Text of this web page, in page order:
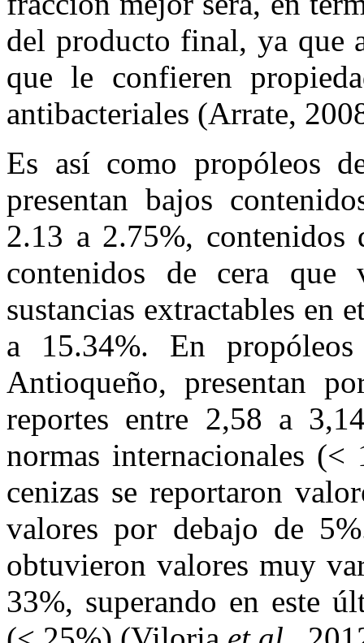
del producto final, ya que
que le confieren
antibacteriales (Arrate,
Es así como propóleos
presentan bajos
2.13 a 2.75%, contenidos
contenidos de cera
sustancias extractables en
a 15.34%. En
Antioqueño, presentan
reportes entre 2,58 a
normas internacionales
cenizas se reportaron
valores por debajo de
obtuvieron valores muy
33%, superando en este